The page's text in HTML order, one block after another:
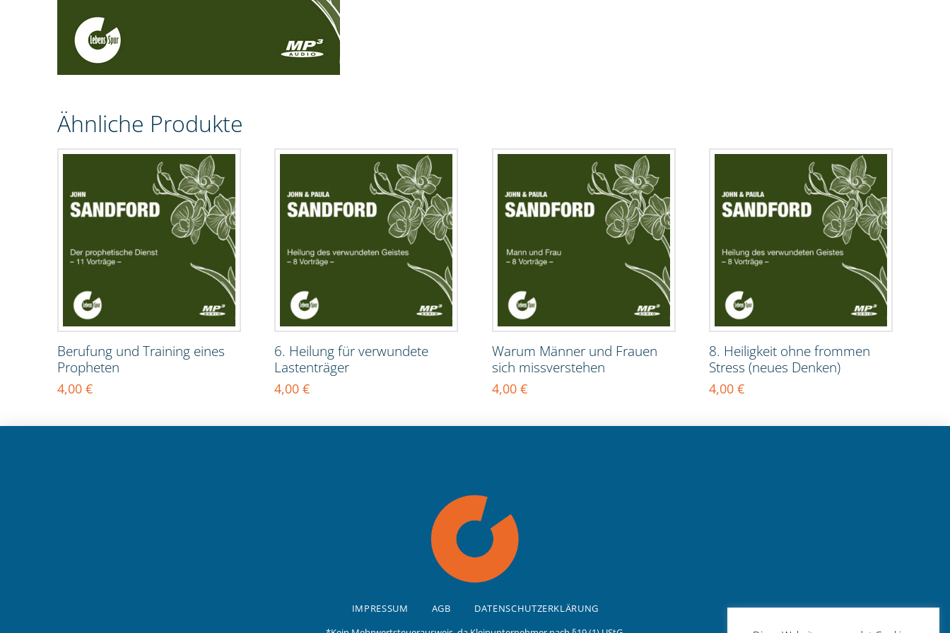
Ähnliche Produkte
Berufung und Training eines
Propheten
4,00 €
6. Heilung für verwundete
Lastenträger
4,00€
Warum Männer und Frauen
sich missverstehen
4,00 €
8. Heiligkeit ohne frommen
Stress (neues Denken)
4,00€
IMPRESSUM AGB
DATENSCHUTZERKLÄRUNG